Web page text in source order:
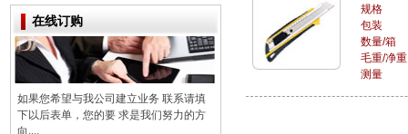
在线订购
如果您希望与我公司建立业务 联系请填
下以后表单，您的要 求是我们努力的方
向....
规格
包装
数量/箱
毛重/净重
测量